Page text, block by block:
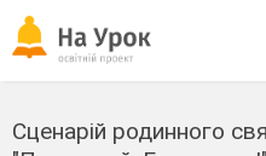
Сценарій родинного